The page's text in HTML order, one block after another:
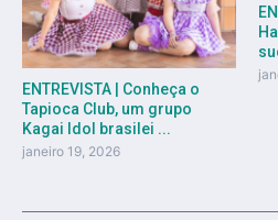
ENTREVISTA | Conheça o
Tapioca Club, um grupo
Kagai Idol brasilei ...
janeiro 19, 2026